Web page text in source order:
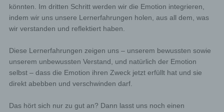
könnten. Im dritten Schritt werden wir die Emotion integrieren,
indem wir uns unsere Lernerfahrungen holen, aus all dem, was
wir verstanden und reflektiert haben.
Diese Lernerfahrungen zeigen uns – unserem bewussten sowie
unserem unbewussten Verstand, und natürlich der Emotion
selbst – dass die Emotion ihren Zweck jetzt erfüllt hat und sie
direkt abebben und verschwinden darf.
Das hört sich nur zu gut an? Dann lasst uns noch einen